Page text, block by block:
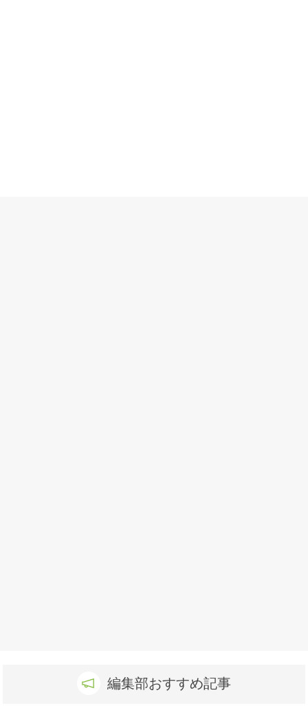
編集部おすすめ記事